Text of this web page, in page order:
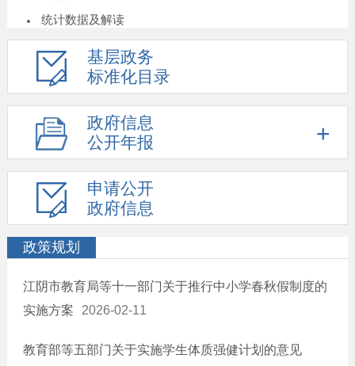
统计数据及解读
重大决策预公开
建议提案结果公开
人事信息
重大项目
价格收费
年度专项资金项目指南
重大民生信息
公益救助
食品安全
环境保护
就业创业
基层政务
标准化目录
政府信息
公开年报
申请公开
政府信息
政策规划
江阴市教育局等十一部门关于推行中小学春秋假制度的
实施方案
2026-02-11
教育部等五部门关于实施学生体质强健计划的意见